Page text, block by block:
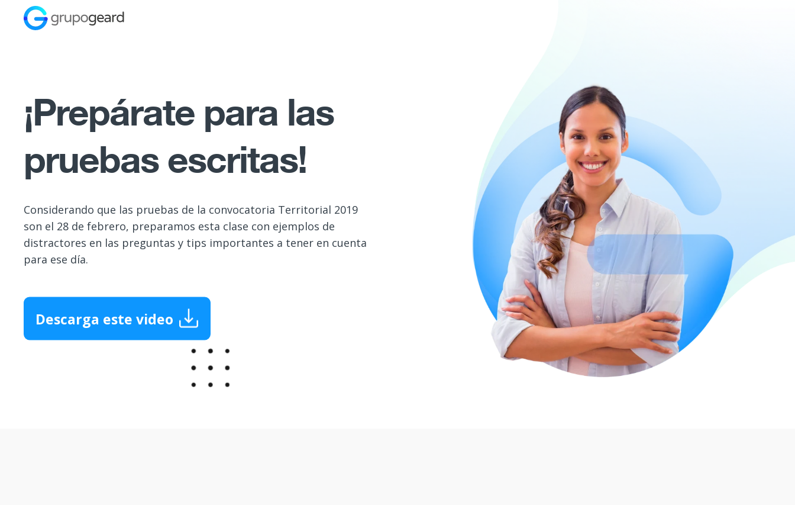
¡Prepárate para las
pruebas escritas!
Considerando que las pruebas de la convocatoria Territorial 2019
son el 28 de febrero, preparamos esta clase con ejemplos de
distractores en las preguntas y tips importantes a tener en cuenta
para ese día.
Descarga este video